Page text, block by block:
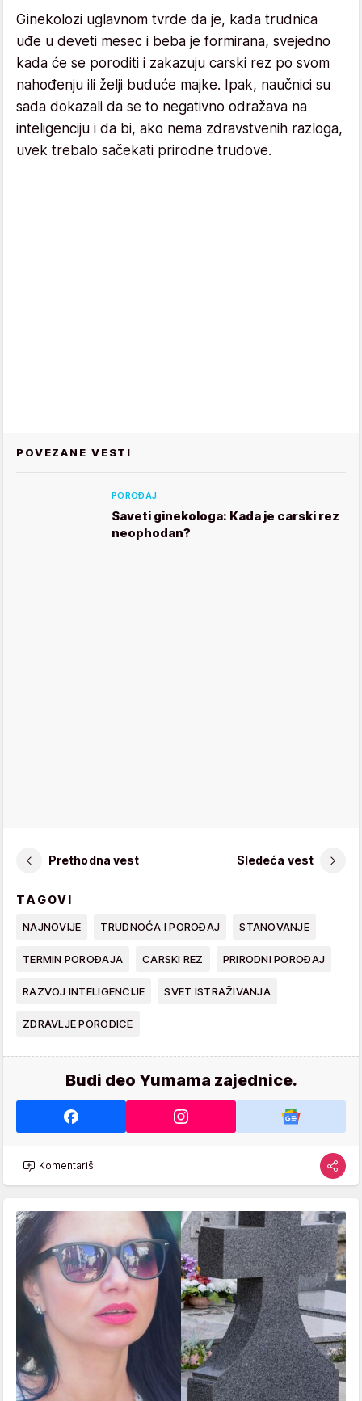
Ginekolozi uglavnom tvrde da je, kada trudnica
uđe u deveti mesec i beba je formirana, svejedno
kada će se poroditi i zakazuju carski rez po svom
nahođenju ili želji buduće majke. Ipak, naučnici su
sada dokazali da se to negativno odražava na
inteligenciju i da bi, ako nema zdravstvenih razloga,
uvek trebalo sačekati prirodne trudove.
POVEZANE VESTI
POROĐAJ
Saveti ginekologa: Kada je carski rez
neophodan?
Prethodna vest Sledeća vest
TAGOVI
NAJNOVIJE TRUDNOĆA I POROĐAJ STANOVANJE
TERMIN POROĐAJA CARSKI REZ PRIRODNI POROĐAJ
RAZVOJ INTELIGENCIJE SVET ISTRAŽIVANJA
ZDRAVLJE PORODICE
Budi deo Yumama zajednice.
Komentariši